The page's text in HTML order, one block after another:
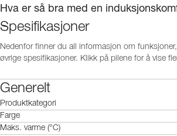
Hva er så bra med en
Spesifikasjoner
Nedenfor finner du all informasjon om
øvrige spesifikasjoner. Klikk på pilene for å vise
Generelt
Produktkategori
Farge
Maks. varme (°C)